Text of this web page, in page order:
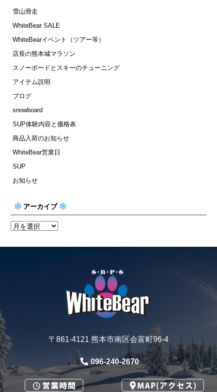
雪山滑走
WhiteBear SALE
WhiteBearイベント（ツアー等）
店長の熊本城マラソン
スノーボードとスキーのチューニング
アイテム説明
ブログ
snowboard
SUP体験内容と価格表
商品入荷のお知らせ
WhiteBear営業日
SUP
お知らせ
アーカイブ
〒861-4121 熊本市南区会富町96-4
096-240-2670